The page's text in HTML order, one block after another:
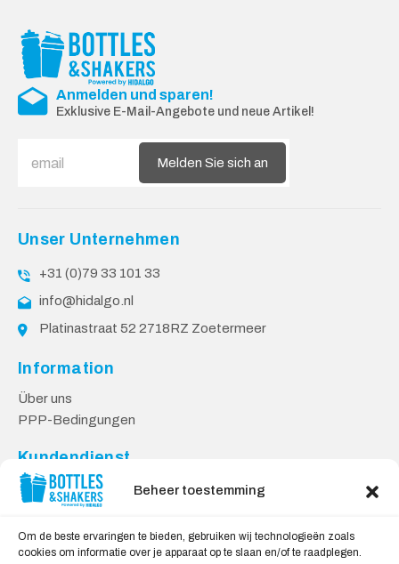
Beheer toestemming
Om de beste ervaringen te bieden, gebruiken wij technologieën zoals
cookies om informatie over je apparaat op te slaan en/of te raadplegen.
Anmelden und sparen!
Exklusive E-Mail-Angebote und neue Artikel!
Melden Sie sich an
Unser Unternehmen
+31 (0)79 33 101 33
info@hidalgo.nl
Platinastraat 52 2718RZ Zoetermeer
Information
Über uns
PPP-Bedingungen
Kundendienst
Kontakt
Lieferung & Rücksendungen
Datenschutzbestimmungen